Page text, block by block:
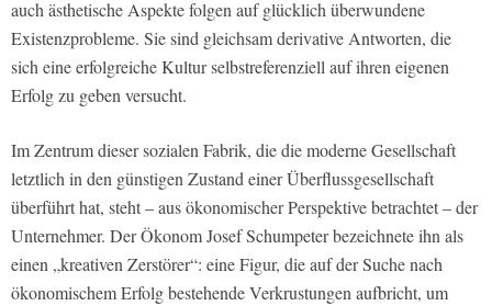
auch ästhetische Aspekte folgen auf glücklich überwundene
Existenzprobleme. Sie sind gleichsam derivative Antworten, die
sich eine erfolgreiche Kultur selbstreferenziell auf ihren eigenen
Erfolg zu geben versucht.
Im Zentrum dieser sozialen Fabrik, die die moderne Gesellschaft
letztlich in den günstigen Zustand einer Überflussgesellschaft
überführt hat, steht – aus ökonomischer Perspektive betrachtet – der
Unternehmer. Der Ökonom Josef Schumpeter bezeichnete ihn als
einen „kreativen Zerstörer“: eine Figur, die auf der Suche nach
ökonomischem Erfolg bestehende Verkrustungen aufbricht, um